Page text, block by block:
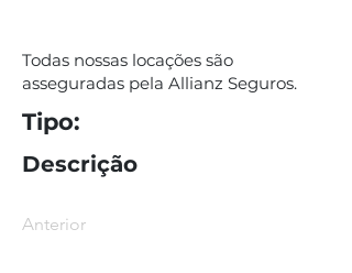
Todas nossas locações são
asseguradas pela Allianz Seguros.
Tipo:
Descrição
Anterior